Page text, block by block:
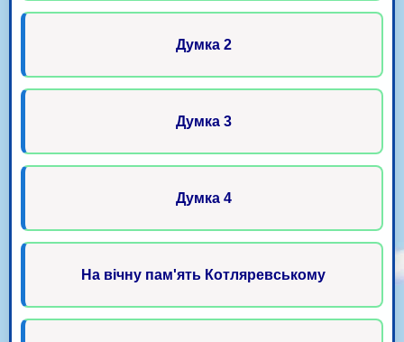
Думка 2
Думка 3
Думка 4
На вічну пам'ять Котляревському